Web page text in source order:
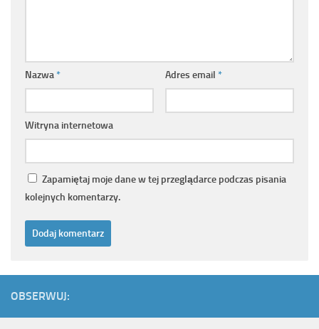
Nazwa* Adres email *
Witryna internetowa
Zapamiętaj moje dane w tej przeglądarce podczas pisania
kolejnych komentarzy.
OBSERWUJ: